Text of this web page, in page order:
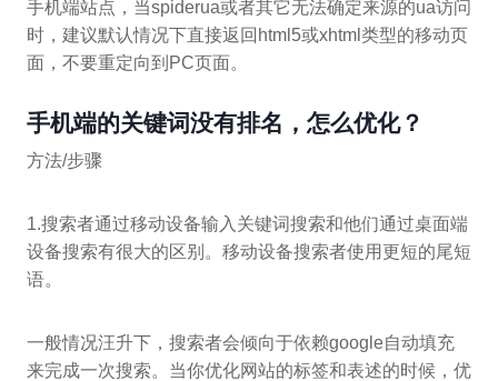
手机端站点，当spiderua或者其它无法确定来源的ua访问
时，建议默认情况下直接返回html5或xhtml类型的移动页
面，不要重定向到PC页面。
手机端的关键词没有排名，怎么优化？
方法/步骤
1.搜索者通过移动设备输入关键词搜索和他们通过桌面端
设备搜索有很大的区别。移动设备搜索者使用更短的尾短
语。
一般情况汪升下，搜索者会倾向于依赖google自动填充
来完成一次搜索。当你优化网站的标签和表述的时候，优